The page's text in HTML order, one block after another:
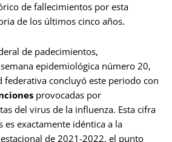
de fallecimientos por esta
de los últimos cinco años.
de padecimientos,
epidemiológica número 20,
federativa concluyó este periodo con
provocadas por
del virus de la influenza. Esta cifra
es exactamente idéntica a la
de 2021-2022, el punto